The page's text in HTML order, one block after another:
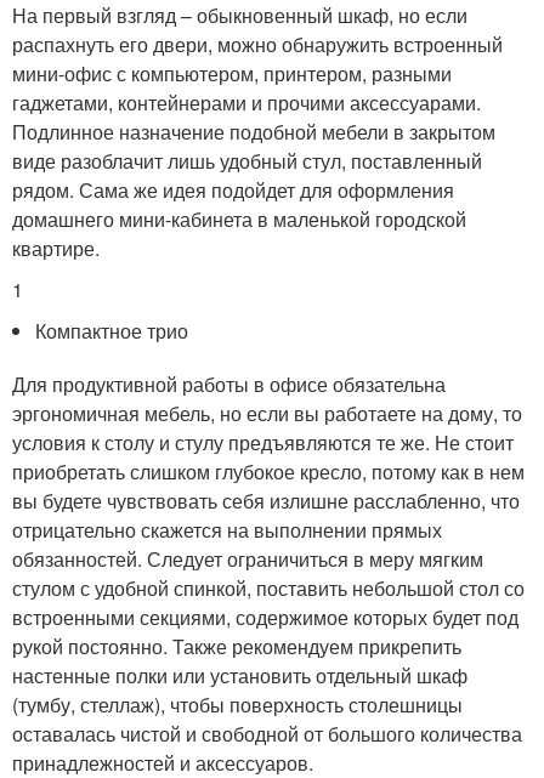
На первый взгляд – обыкновенный шкаф, но если
распахнуть его двери, можно обнаружить встроенный
мини-офис с компьютером, принтером, разными
гаджетами, контейнерами и прочими аксессуарами.
Подлинное назначение подобной мебели в закрытом
виде разоблачит лишь удобный стул, поставленный
рядом. Сама же идея подойдет для оформления
домашнего мини-кабинета в маленькой городской
квартире.
1
Компактное трио
Для продуктивной работы в офисе обязательна
эргономичная мебель, но если вы работаете на дому, то
условия к столу и стулу предъявляются те же. Не стоит
приобретать слишком глубокое кресло, потому как в нем
вы будете чувствовать себя излишне расслабленно, что
отрицательно скажется на выполнении прямых
обязанностей. Следует ограничиться в меру мягким
стулом с удобной спинкой, поставить небольшой стол со
встроенными секциями, содержимое которых будет под
рукой постоянно. Также рекомендуем прикрепить
настенные полки или установить отдельный шкаф
(тумбу, стеллаж), чтобы поверхность столешницы
оставалась чистой и свободной от большого количества
принадлежностей и аксессуаров.